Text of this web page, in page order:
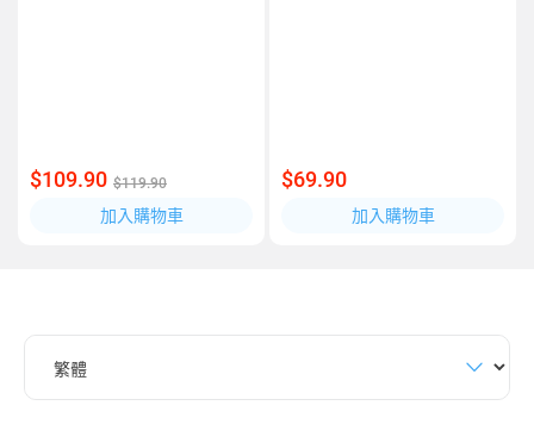
$109.90 $119.90
加入購物車
$69.90
加入購物車